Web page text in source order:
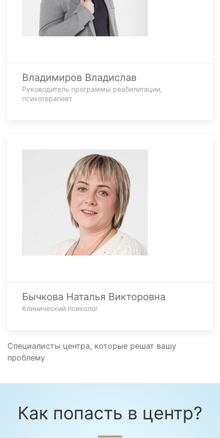
Владимиров Владислав
Руководитель программы реабилитации,
психотерапевт
Бычкова Наталья Викторовна
Клинический психолог
Специалисты центра, которые решат вашу
проблему
Как попасть в центр?